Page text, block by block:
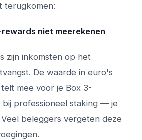
terugkomen:
rewards niet meerekenen
zijn inkomsten op het
De waarde in euro's
mee voor je Box 3-
professioneel staking — je
Veel beleggers vergeten deze